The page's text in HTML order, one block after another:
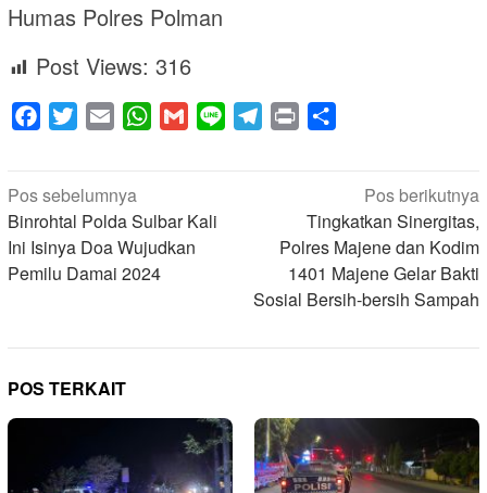
Humas Polres Polman
Post Views: 316
Facebook
Twitter Email WhatsApp
Gmail Line Telegram
Print
Navigasi
pos
Pos sebelumnya
Binrohtal Polda Sulbar Kali
Ini Isinya Doa Wujudkan
Pemilu Damai 2024
Pos berikutnya
Tingkatkan Sinergitas,
Polres Majene dan Kodim
1401 Majene Gelar Bakti
Sosial Bersih-bersih Sampah
POS TERKAIT